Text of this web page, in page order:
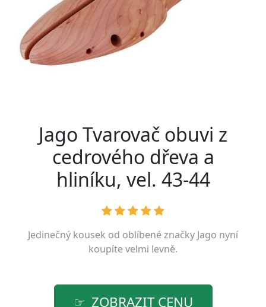
Jago Tvarovač obuvi z
cedrového dřeva a
hliníku, vel. 43-44
Jedinečný kousek od oblíbené značky Jago nyní
koupíte velmi levně.
ZOBRAZIT CENU